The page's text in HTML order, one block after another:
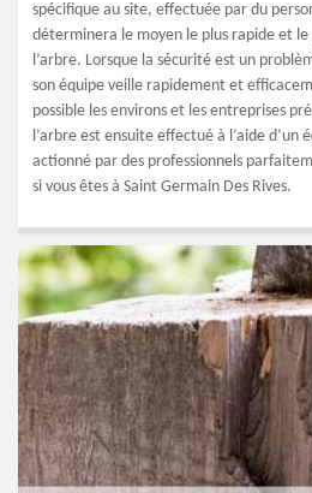
spécifique au site, effectuée par du
déterminera le moyen le plus rapide et le
l’arbre. Lorsque la sécurité est un
son équipe veille rapidement et
possible les environs et les entreprises
l’arbre est ensuite effectué à l’aide d’un
actionné par des professionnels
si vous êtes à Saint Germain Des Rives.